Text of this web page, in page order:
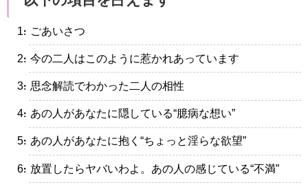
・ごあいさつ
・今の二人はこのように惹かれあっています
・思念解読でわかった二人の相性
・あの人があなたに隠している“臆病な想い”
・あの人があなたに抱く“ちょっと淫らな欲望”
・放置したらヤバいわよ。あの人の感じている“不満”